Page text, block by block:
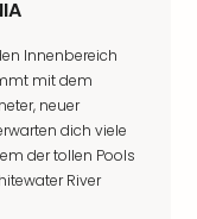
Innenbereich
mit dem
neuer
dich viele
der tollen Pools
River